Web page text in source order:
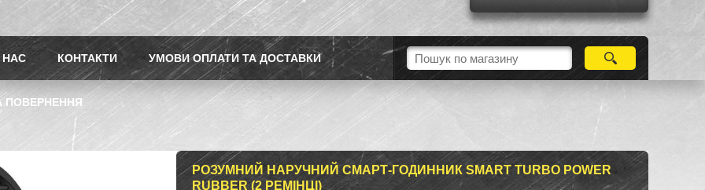
НАС КОНТАКТИ УМОВИ ОПЛАТИ ТА ДОСТАВКИ
ПОВЕРНЕННЯ
РОЗУМНИЙ НАРУЧНИЙ СМАРТ-ГОДИННИК SMART TURBO POWER
RUBBER (2 РЕМІНЦІ)